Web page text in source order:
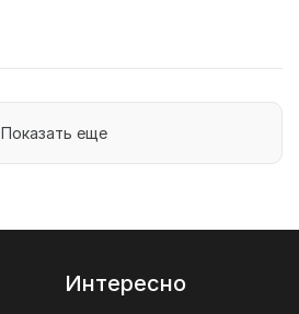
Показать еще
Интересно